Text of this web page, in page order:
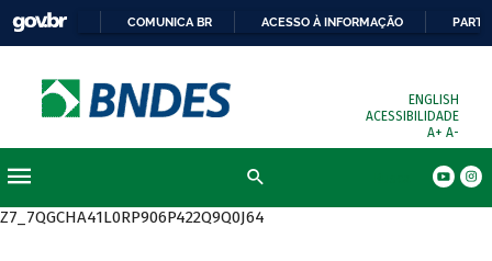
COMUNICA BR ACESSO À INFORMAÇÃO
ENGLISH
ACESSIBILIDADE
A+ A-
Z7_7QGCHA41L0RP906P422Q9Q0J64